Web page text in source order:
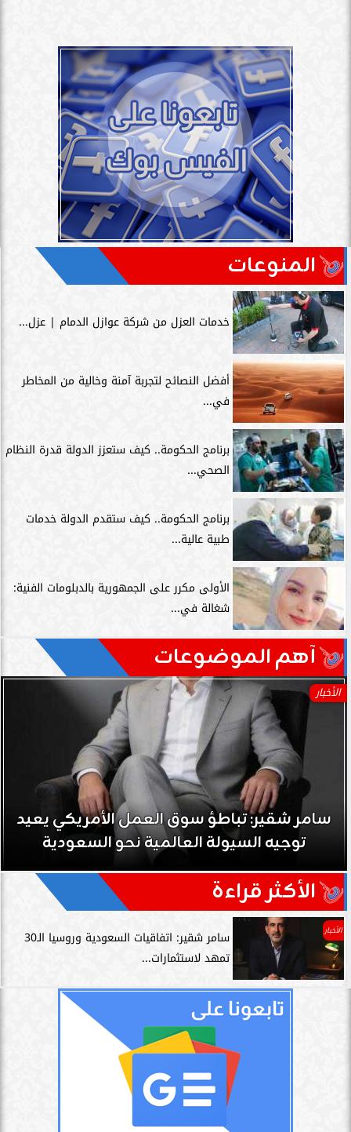
المنوعات
خدمات العزل من شركة عوازل الدمام | عزل...
أفضل النصائح لتجربة آمنة وخالية من المخاطر
في...
برنامج الحكومة.. كيف ستعزز الدولة قدرة النظام
الصحي...
برنامج الحكومة.. كيف ستقدم الدولة خدمات
طبية عالية...
الأولى مكرر على الجمهورية بالدبلومات الفنية:
شغالة في...
آهم الموضوعات
الأخبار
سامر شقير: تباطؤ سوق العمل الأمريكي يعيد
توجيه السيولة العالمية نحو السعودية
الأكثر قراءة
الأخبار
سامر شقير: اتفاقيات السعودية وروسيا الـ30
تمهد لاستثمارات...